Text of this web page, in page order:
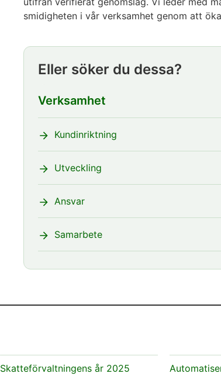
smidigheten i vår verksamhet genom att
Eller söker du dessa?
Verksamhet
Kundinriktning
Utveckling
Ansvar
Samarbete
Skatteförvaltningens år 2025